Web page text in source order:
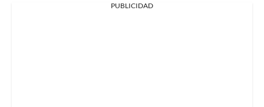
PUBLICIDAD